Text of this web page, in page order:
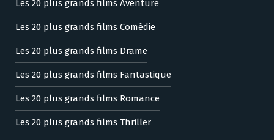
Les 20 plus grands films Aventure
Les 20 plus grands films Comédie
Les 20 plus grands films Drame
Les 20 plus grands films Fantastique
Les 20 plus grands films Romance
Les 20 plus grands films Thriller